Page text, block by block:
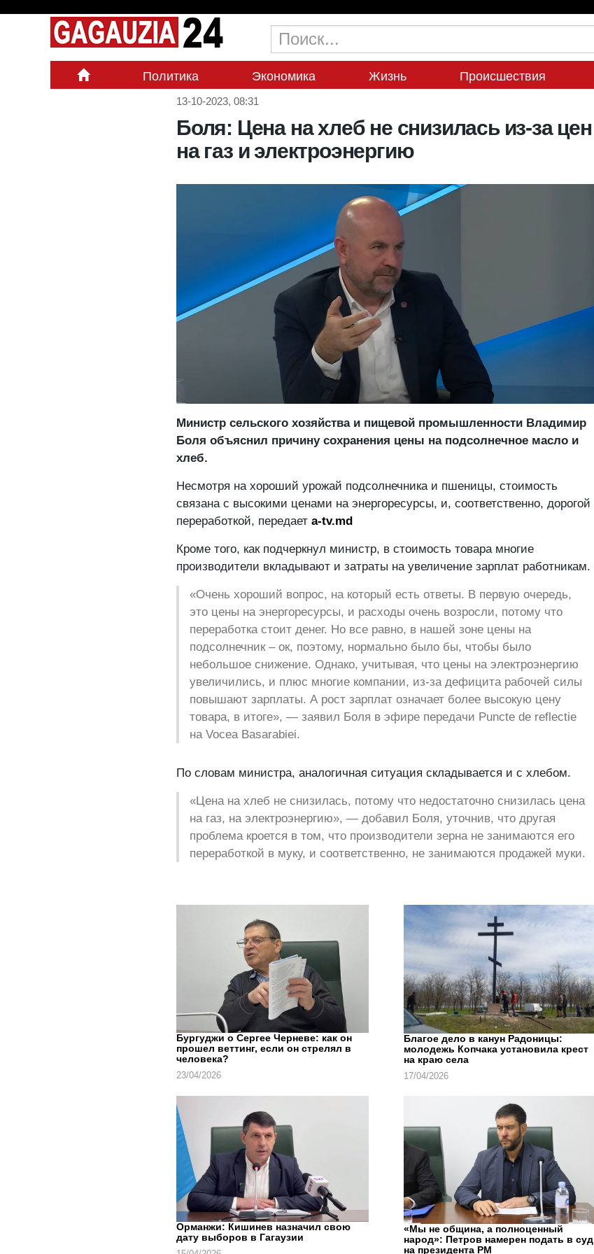
Политика Экономика Жизнь Происшествия
13-10-2023, 08:31
Боля: Цена на хлеб не снизилась из-за цен
на газ и электроэнергию
Министр сельского хозяйства и пищевой промышленности Владимир
Боля объяснил причину сохранения цены на подсолнечное масло и
хлеб.
Несмотря на хороший урожай подсолнечника и пшеницы, стоимость
связана с высокими ценами на энергоресурсы, и, соответственно, дорогой
переработкой, передает a-tv.md
Кроме того, как подчеркнул министр, в стоимость товара многие
производители вкладывают и затраты на увеличение зарплат работникам.
«Очень хороший вопрос, на который есть ответы. В первую очередь,
это цены на энергоресурсы, и расходы очень возросли, потому что
переработка стоит денег. Но все равно, в нашей зоне цены на
подсолнечник – ок, поэтому, нормально было бы, чтобы было
небольшое снижение. Однако, учитывая, что цены на электроэнергию
увеличились, и плюс многие компании, из-за дефицита рабочей силы
повышают зарплаты. А рост зарплат означает более высокую цену
товара, в итоге», — заявил Боля в эфире передачи Puncte de reflectie
на Vocea Basarabiei.
По словам министра, аналогичная ситуация складывается и с хлебом.
«Цена на хлеб не снизилась, потому что недостаточно снизилась цена
на газ, на электроэнергию», — добавил Боля, уточнив, что другая
проблема кроется в том, что производители зерна не занимаются его
переработкой в муку, и соответственно, не занимаются продажей муки.
Бургуджи о Сергее Черневе: как он
прошел веттинг, если он стрелял в
человека?
23/04/2026
Благое дело в канун Радоницы:
молодежь Копчака установила крест
на краю села
17/04/2026
Орманжи: Кишинев назначил свою
дату выборов в Гагаузии
«Мы не община, а полноценный
народ»: Петров намерен подать в суд
на президента РМ